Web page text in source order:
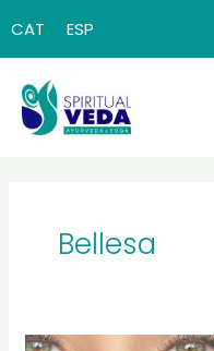
al
contingut
CAT ESP
Bellesa